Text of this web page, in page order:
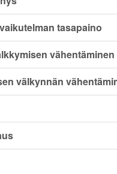
tasapaino
vähentäminen
välkynnän